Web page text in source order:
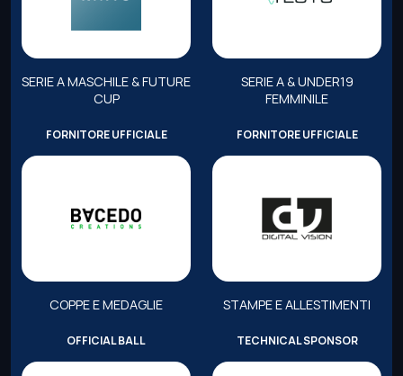
SERIE A MASCHILE & FUTURE
CUP
SERIE A & UNDER19
FEMMINILE
FORNITORE UFFICIALE
COPPE E MEDAGLIE
FORNITORE UFFICIALE
STAMPE E ALLESTIMENTI
OFFICIAL BALL TECHNICAL SPONSOR